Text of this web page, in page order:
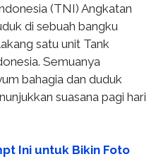
(TNI) Angkatan
di sebuah bangku
satu unit Tank
Semuanya
bahagia dan duduk
suasana pagi hari
Ini untuk Bikin Foto